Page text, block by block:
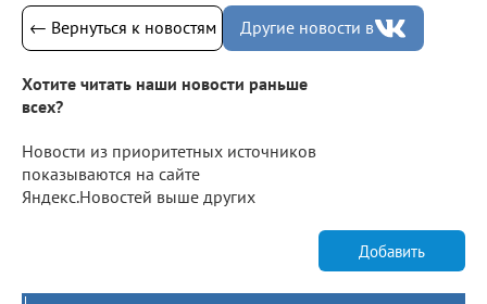
← Вернуться к новостям Другие новости в
Хотите читать наши новости раньше
всех?
Новости из приоритетных источников
показываются на сайте
Яндекс.Новостей выше других
Добавить